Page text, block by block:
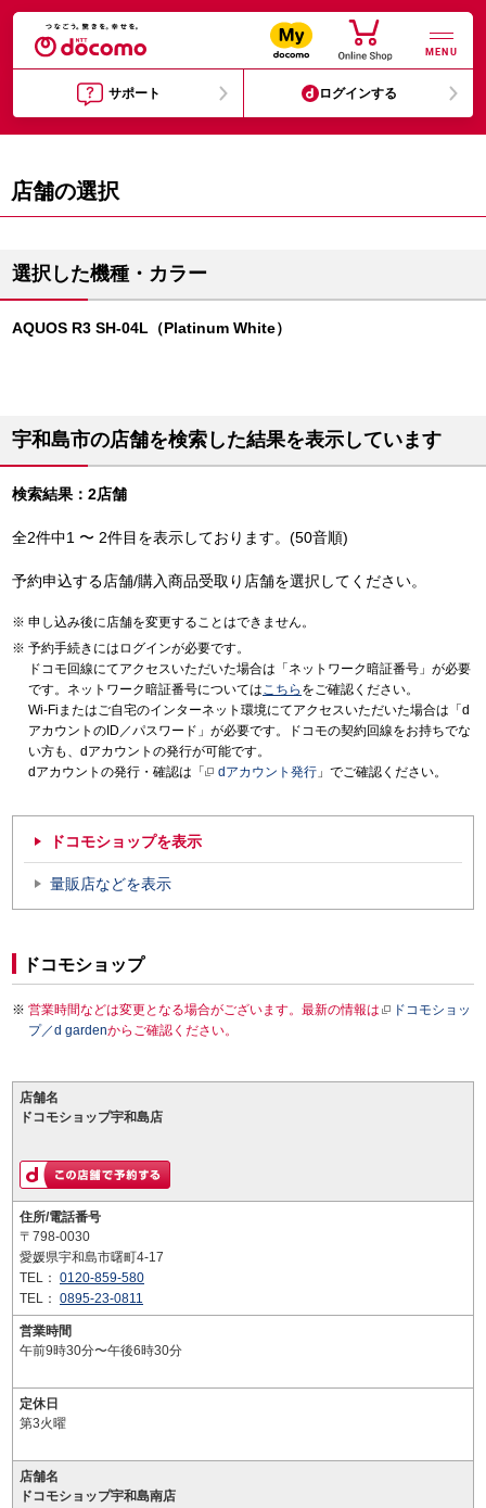
MENU
サポート ログインする
店舗の選択
選択した機種・カラー
AQUOS R3 SH-04L（Platinum White）
宇和島市の店舗を検索した結果を表示しています
検索結果：2店舗
全2件中1 〜 2件目を表示しております。(50音順)
予約申込する店舗/購入商品受取り店舗を選択してください。
申し込み後に店舗を変更することはできません。
予約手続きにはログインが必要です。
ドコモ回線にてアクセスいただいた場合は「ネットワーク暗証番号」が必要
です。ネットワーク暗証番号についてはこちら をご確認ください。
Wi-Fiまたはご自宅のインターネット環境にてアクセスいただいた場合は「d
アカウントのID／パスワード」が必要です。ドコモの契約回線をお持ちでな
い方も、dアカウントの発行が可能です。
dアカウントの発行・確認は「
dアカウント発行 」でご確認ください。
ドコモショップを表示
量販店などを表示
ドコモショップ
営業時間などは変更となる場合がございます。最新の情報は
ドコモショッ
プ／d gardenからご確認ください。
店舗名
ドコモショップ宇和島店
住所/電話番号
〒798-0030
愛媛県宇和島市曙町4-17
TEL： 0120-859-580
TEL： 0895-23-0811
営業時間
午前9時30分〜午後6時30分
定休日
第3火曜
店舗名
ドコモショップ宇和島南店